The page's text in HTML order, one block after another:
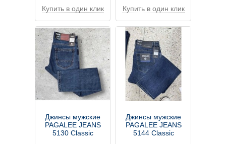
Купить
Купить в один клик
Купить
Купить в один клик
Джинсы мужские
PAGALEE JEANS
5130 Classic
Джинсы мужские
PAGALEE JEANS
5144 Classic